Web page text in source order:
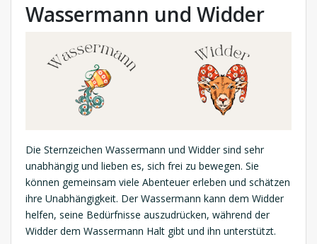
Wassermann und Widder
Die Sternzeichen Wassermann und Widder sind sehr
unabhängig und lieben es, sich frei zu bewegen. Sie
können gemeinsam viele Abenteuer erleben und schätzen
ihre Unabhängigkeit. Der Wassermann kann dem Widder
helfen, seine Bedürfnisse auszudrücken, während der
Widder dem Wassermann Halt gibt und ihn unterstützt.